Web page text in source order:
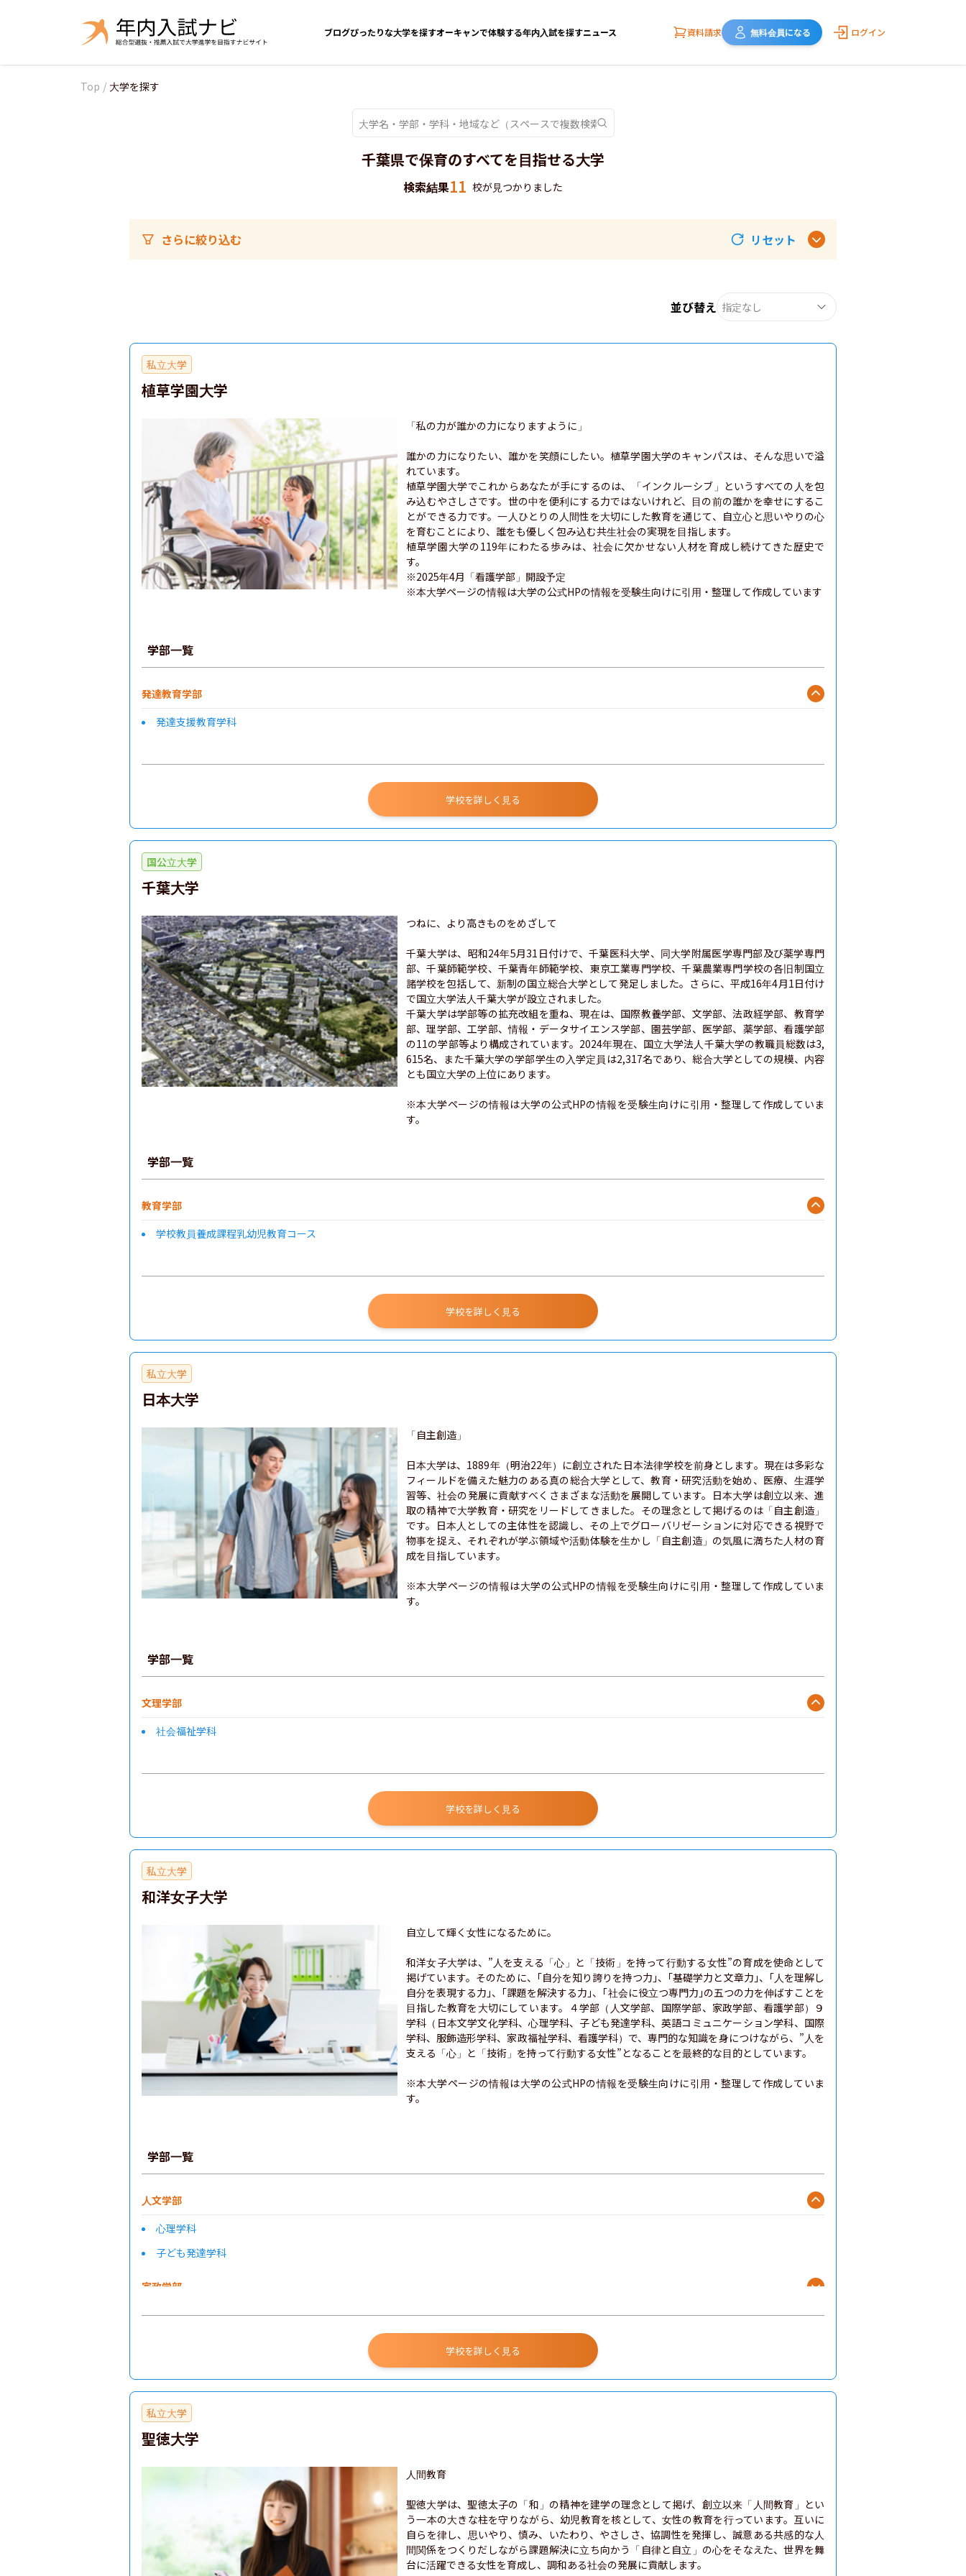
ブログぴったりな大学を探すオーキャンで体験する年内入試を探すニュース 資料請求 無料会員になる ログイン
Top / 大学を探す
千葉県で保育のすべてを目指せる大学
検索結果11 校が見つかりました
さらに絞り込む リセット
並び替え 指定なし
私立大学
植草学園大学
「私の力が誰かの力になりますように」
誰かの力になりたい、誰かを笑顔にしたい。植草学園大学のキャンパスは、そんな思いで溢
れています。
植草学園大学でこれからあなたが手にするのは、「インクルーシブ」というすべての人を包
み込むやさしさです。世の中を便利にする力ではないけれど、目の前の誰かを幸せにするこ
とができる力です。一人ひとりの人間性を大切にした教育を通じて、自立心と思いやりの心
を育むことにより、誰をも優しく包み込む共生社会の実現を目指します。
植草学園大学の119年にわたる歩みは、社会に欠かせない人材を育成し続けてきた歴史で
す。
※2025年4月「看護学部」開設予定
※本大学ページの情報は大学の公式HPの情報を受験生向けに引用・整理して作成しています
学部一覧
発達教育学部
発達支援教育学科
学校を詳しく見る
国公立大学
千葉大学
つねに、より高きものをめざして
千葉大学は、昭和24年5月31日付けで、千葉医科大学、同大学附属医学専門部及び薬学専門
部、千葉師範学校、千葉青年師範学校、東京工業専門学校、千葉農業専門学校の各旧制国立
諸学校を包括して、新制の国立総合大学として発足しました。さらに、平成16年4月1日付け
で国立大学法人千葉大学が設立されました。
千葉大学は学部等の拡充改組を重ね、現在は、国際教養学部、文学部、法政経学部、教育学
部、理学部、工学部、情報・データサイエンス学部、園芸学部、医学部、薬学部、看護学部
の11の学部等より構成されています。2024年現在、国立大学法人千葉大学の教職員総数は3,
615名、また千葉大学の学部学生の入学定員は2,317名であり、総合大学としての規模、内容
とも国立大学の上位にあります。
※本大学ページの情報は大学の公式HPの情報を受験生向けに引用・整理して作成していま
す。
学部一覧
教育学部
学校教員養成課程乳幼児教育コース
学校を詳しく見る
私立大学
日本大学
「自主創造」
日本大学は、1889年（明治22年）に創立された日本法律学校を前身とします。現在は多彩な
フィールドを備えた魅力のある真の総合大学として、教育・研究活動を始め、医療、生涯学
習等、社会の発展に貢献すべくさまざまな活動を展開しています。日本大学は創立以来、進
取の精神で大学教育・研究をリードしてきました。その理念として掲げるのは「自主創造」
です。日本人としての主体性を認識し、その上でグローバリゼーションに対応できる視野で
物事を捉え、それぞれが学ぶ領域や活動体験を生かし「自主創造」の気風に満ちた人材の育
成を目指しています。
※本大学ページの情報は大学の公式HPの情報を受験生向けに引用・整理して作成していま
す。
学部一覧
文理学部
社会福祉学科
学校を詳しく見る
私立大学
和洋女子大学
自立して輝く女性になるために。
和洋女子大学は、”人を支える「心」と「技術」を持って行動する女性”の育成を使命として
掲げています。そのために、｢自分を知り誇りを持つ力｣、｢基礎学力と文章力｣、｢人を理解し
自分を表現する力｣、｢課題を解決する力｣、｢社会に役立つ専門力｣の五つの力を伸ばすことを
目指した教育を大切にしています。４学部（人文学部、国際学部、家政学部、看護学部）９
学科（日本文学文化学科、心理学科、子ども発達学科、英語コミュニケーション学科、国際
学科、服飾造形学科、家政福祉学科、看護学科）で、専門的な知識を身につけながら、”人を
支える「心」と「技術」を持って行動する女性”となることを最終的な目的としています。
※本大学ページの情報は大学の公式HPの情報を受験生向けに引用・整理して作成していま
す。
学部一覧
人文学部
心理学科
子ども発達学科
家政学部
学校を詳しく見る
私立大学
聖徳大学
人間教育
聖徳大学は、聖徳太子の「和」の精神を建学の理念として掲げ、創立以来「人間教育」とい
う一本の大きな柱を守りながら、幼児教育を核として、女性の教育を行っています。互いに
自らを律し、思いやり、慎み、いたわり、やさしさ、協調性を発揮し、誠意ある共感的な人
間関係をつくりだしながら課題解決に立ち向かう「自律と自立」の心をそなえた、世界を舞
台に活躍できる女性を育成し、調和ある社会の発展に貢献します。